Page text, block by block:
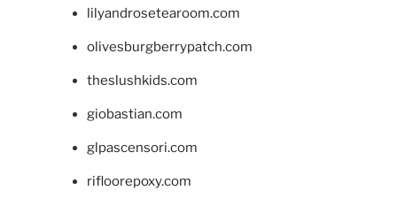
lilyandrosetearoom.com
olivesburgberrypatch.com
theslushkids.com
giobastian.com
glpascensori.com
rifloorepoxy.com